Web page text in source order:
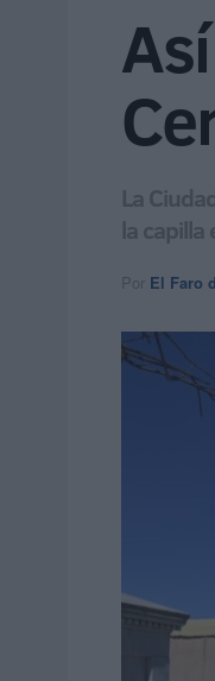
La
la capilla
Por El Faro